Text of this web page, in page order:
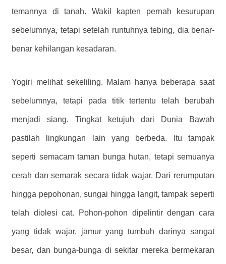
temannya di tanah. Wakil kapten pernah kesurupan
sebelumnya, tetapi setelah runtuhnya tebing, dia benar-
benar kehilangan kesadaran.
Yogiri melihat sekeliling. Malam hanya beberapa saat
sebelumnya, tetapi pada titik tertentu telah berubah
menjadi siang. Tingkat ketujuh dari Dunia Bawah
pastilah lingkungan lain yang berbeda. Itu tampak
seperti semacam taman bunga hutan, tetapi semuanya
cerah dan semarak secara tidak wajar. Dari rerumputan
hingga pepohonan, sungai hingga langit, tampak seperti
telah diolesi cat. Pohon-pohon dipelintir dengan cara
yang tidak wajar, jamur yang tumbuh darinya sangat
besar, dan bunga-bunga di sekitar mereka bermekaran